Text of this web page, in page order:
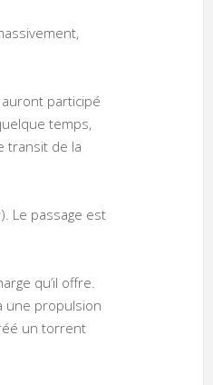
participé
temps,
transit de la
Le passage est
qu’il offre.
une propulsion
un torrent